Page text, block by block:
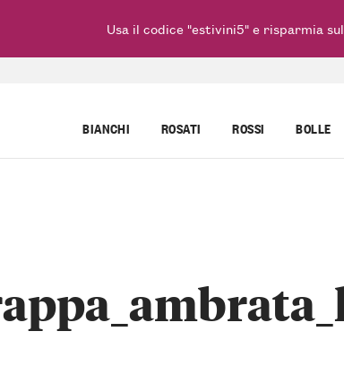
BIANCHI ROSATI ROSSI BOLLE
Usa il codice "estivini5" e risparmia